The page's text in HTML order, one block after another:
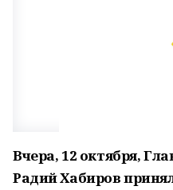
Вчера, 12 октября,
Радий Хабиров